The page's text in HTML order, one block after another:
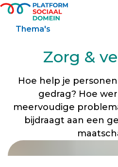
Naar hoofdinhoud
Thema's
Zorg &
Hoe help je
gedrag? Hoe
meervoudige
bijdraagt aan een